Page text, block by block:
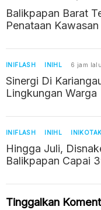
Balikpapan Barat
Penataan
INIFLASH INIHL 6 jam lalu
Sinergi Di
Lingkungan Warga
INIFLASH INIHL
Hingga Juli, Disnaker Catat
Balikpapan Capai
Tinggalkan